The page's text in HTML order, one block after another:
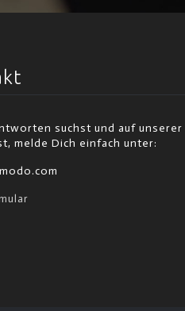
suchst und auf unserer
melde Dich einfach unter: